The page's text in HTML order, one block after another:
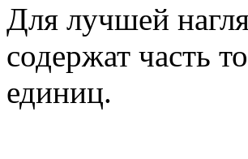
Для лучшей
содержат часть
единиц.